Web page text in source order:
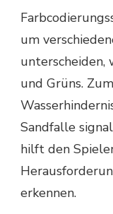
um
unterscheiden,
und Grüns.
Sandfalle
hilft den
erkennen.